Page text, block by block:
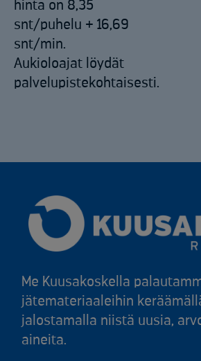
hinta on 8,35
snt/puhelu + 16,69
snt/min.
Aukioloajat löydät
palvelupistekohtaisesti.
Me Kuusakoskella
jätemateriaaleihin
jalostamalla niistä uusia,
aineita.